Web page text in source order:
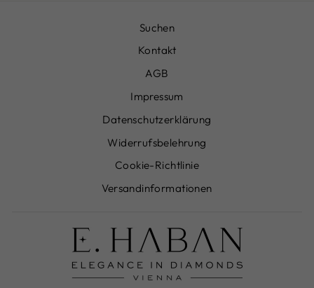
Suchen
Kontakt
AGB
Impressum
Datenschutzerklärung
Widerrufsbelehrung
Cookie-Richtlinie
Versandinformationen